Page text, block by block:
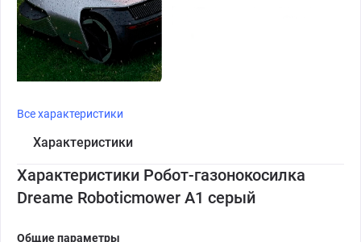
Все характеристики
Характеристики
Характеристики Робот-газонокосилка
Dreame Roboticmower A1 серый
Общие параметры